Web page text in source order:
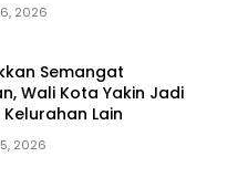
2026
Semangat
Wali Kota Yakin Jadi
Lain
2026